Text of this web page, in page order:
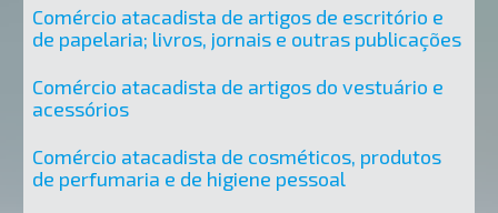
Comércio atacadista de artigos de escritório e
de papelaria; livros, jornais e outras publicações
Comércio atacadista de artigos do vestuário e
acessórios
Comércio atacadista de cosméticos, produtos
de perfumaria e de higiene pessoal